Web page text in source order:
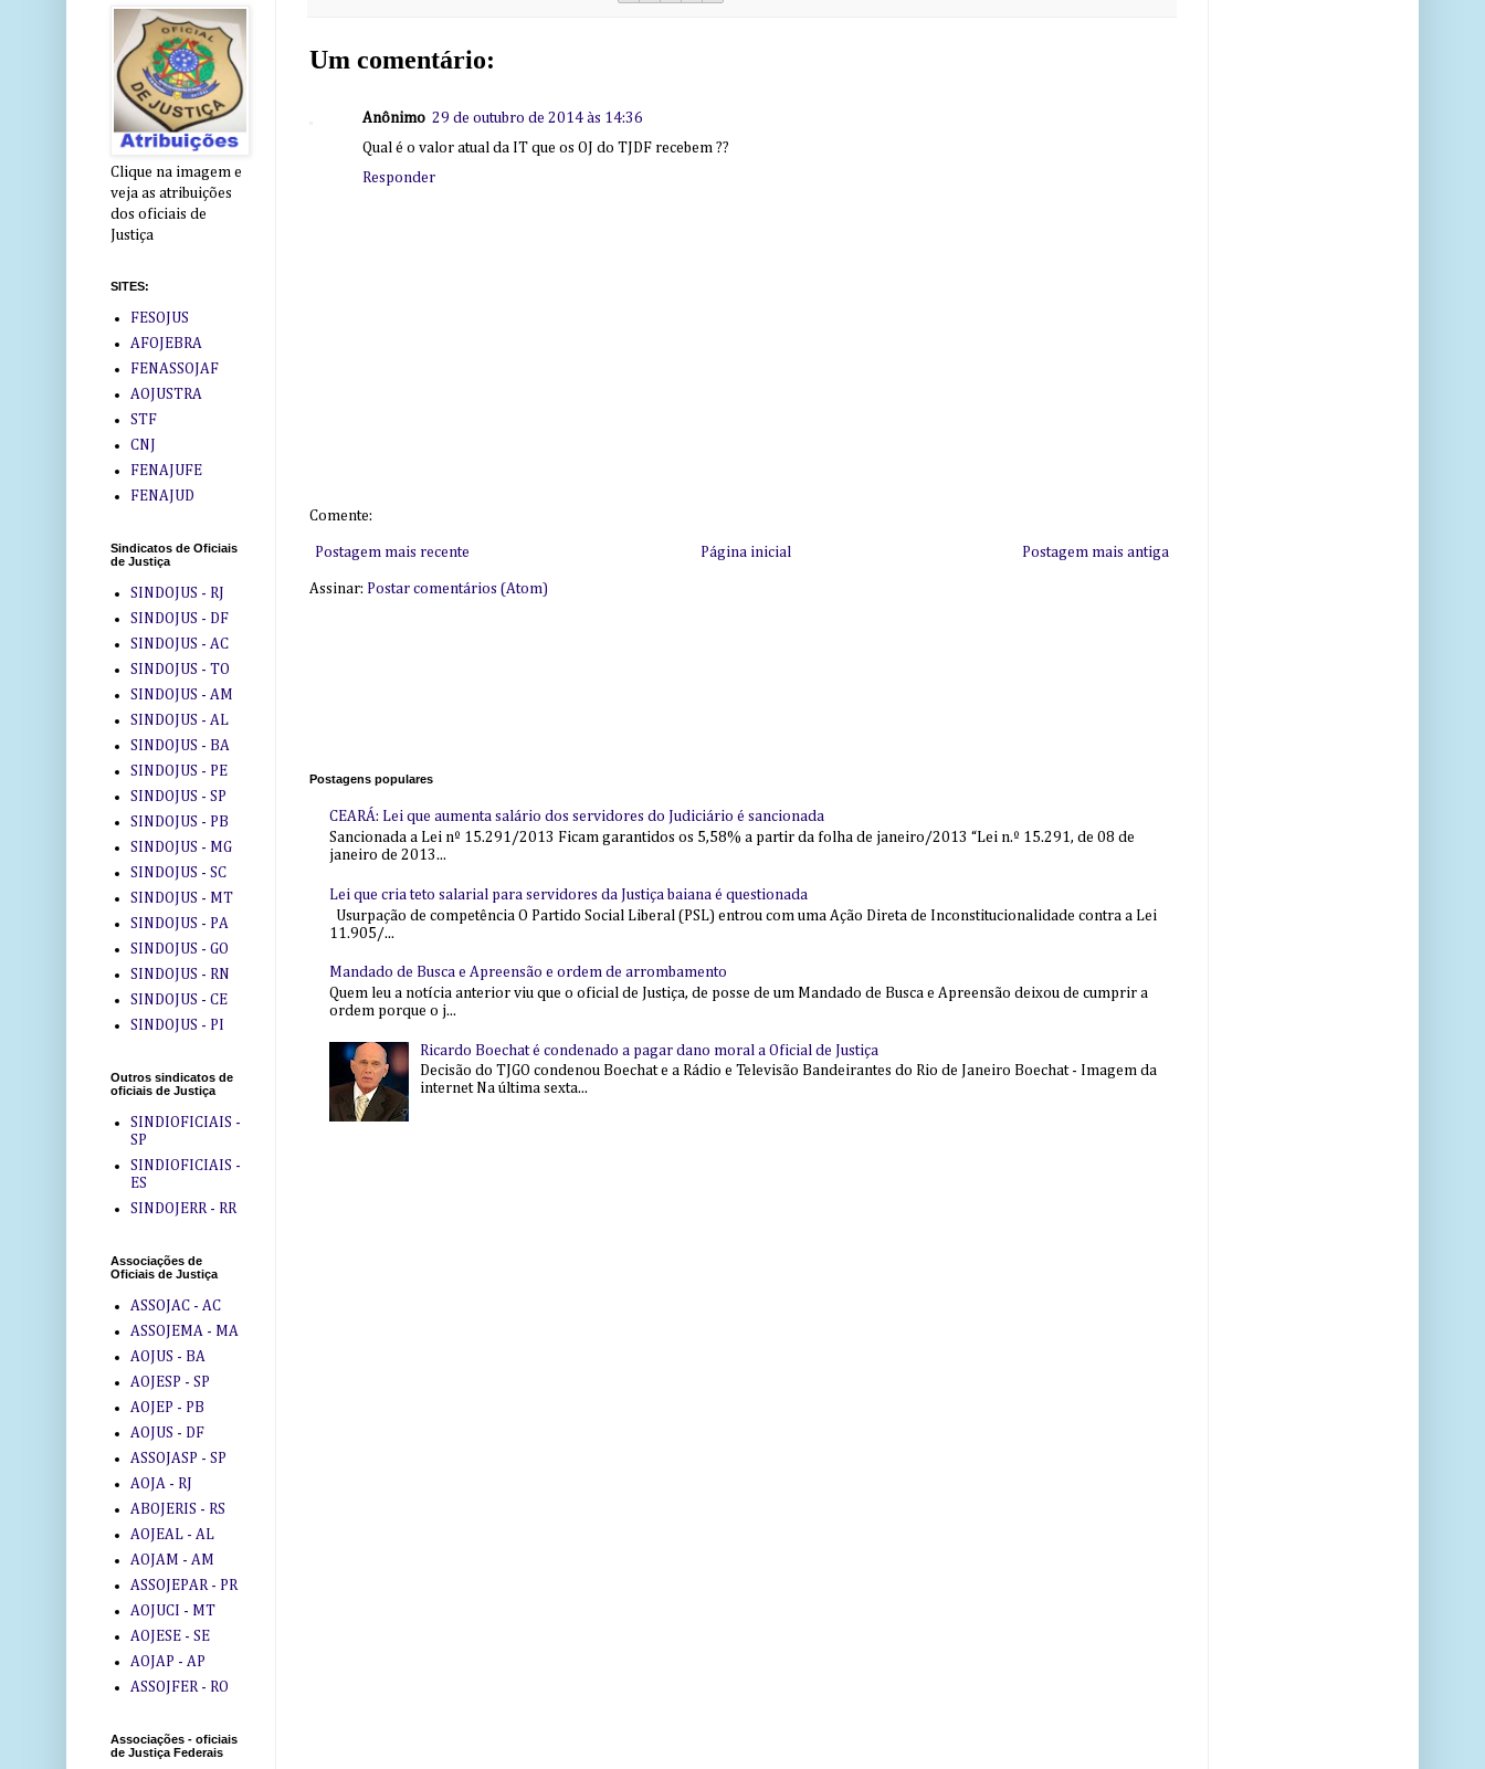
Um comentário:
Anônimo 29 de outubro de 2014 às 14:36
Qual é o valor atual da IT que os OJ do TJDF recebem ??
Responder
Comente:
Postagem mais recente Postagem mais antiga
Página inicial
Assinar: Postar comentários (Atom)
Postagens populares
CEARÁ: Lei que aumenta salário dos servidores do Judiciário é sancionada
Sancionada a Lei nº 15.291/2013 Ficam garantidos os 5,58% a partir da folha de janeiro/2013 “Lei n.º 15.291, de 08 de
janeiro de 2013...
Lei que cria teto salarial para servidores da Justiça baiana é questionada
Usurpação de competência O Partido Social Liberal (PSL) entrou com uma Ação Direta de Inconstitucionalidade contra a Lei
11.905/...
Mandado de Busca e Apreensão e ordem de arrombamento
Quem leu a notícia anterior viu que o oficial de Justiça, de posse de um Mandado de Busca e Apreensão deixou de cumprir a
ordem porque o j...
Ricardo Boechat é condenado a pagar dano moral a Oficial de Justiça
Decisão do TJGO condenou Boechat e a Rádio e Televisão Bandeirantes do Rio de Janeiro Boechat - Imagem da
internet Na última sexta...
Clique na imagem e
veja as atribuições
dos oficiais de
Justiça
SITES:
FESOJUS
AFOJEBRA
FENASSOJAF
AOJUSTRA
STF
CNJ
FENAJUFE
FENAJUD
Sindicatos de Oficiais
de Justiça
SINDOJUS - RJ
SINDOJUS - DF
SINDOJUS - AC
SINDOJUS - TO
SINDOJUS - AM
SINDOJUS - AL
SINDOJUS - BA
SINDOJUS - PE
SINDOJUS - SP
SINDOJUS - PB
SINDOJUS - MG
SINDOJUS - SC
SINDOJUS - MT
SINDOJUS - PA
SINDOJUS - GO
SINDOJUS - RN
SINDOJUS - CE
SINDOJUS - PI
Outros sindicatos de
oficiais de Justiça
SINDIOFICIAIS -
SP
SINDIOFICIAIS -
ES
SINDOJERR - RR
Associações de
Oficiais de Justiça
ASSOJAC - AC
ASSOJEMA - MA
AOJUS - BA
AOJESP - SP
AOJEP - PB
AOJUS - DF
ASSOJASP - SP
AOJA - RJ
ABOJERIS - RS
AOJEAL - AL
AOJAM - AM
ASSOJEPAR - PR
AOJUCI - MT
AOJESE - SE
AOJAP - AP
ASSOJFER - RO
Associações - oficiais
de Justiça Federais